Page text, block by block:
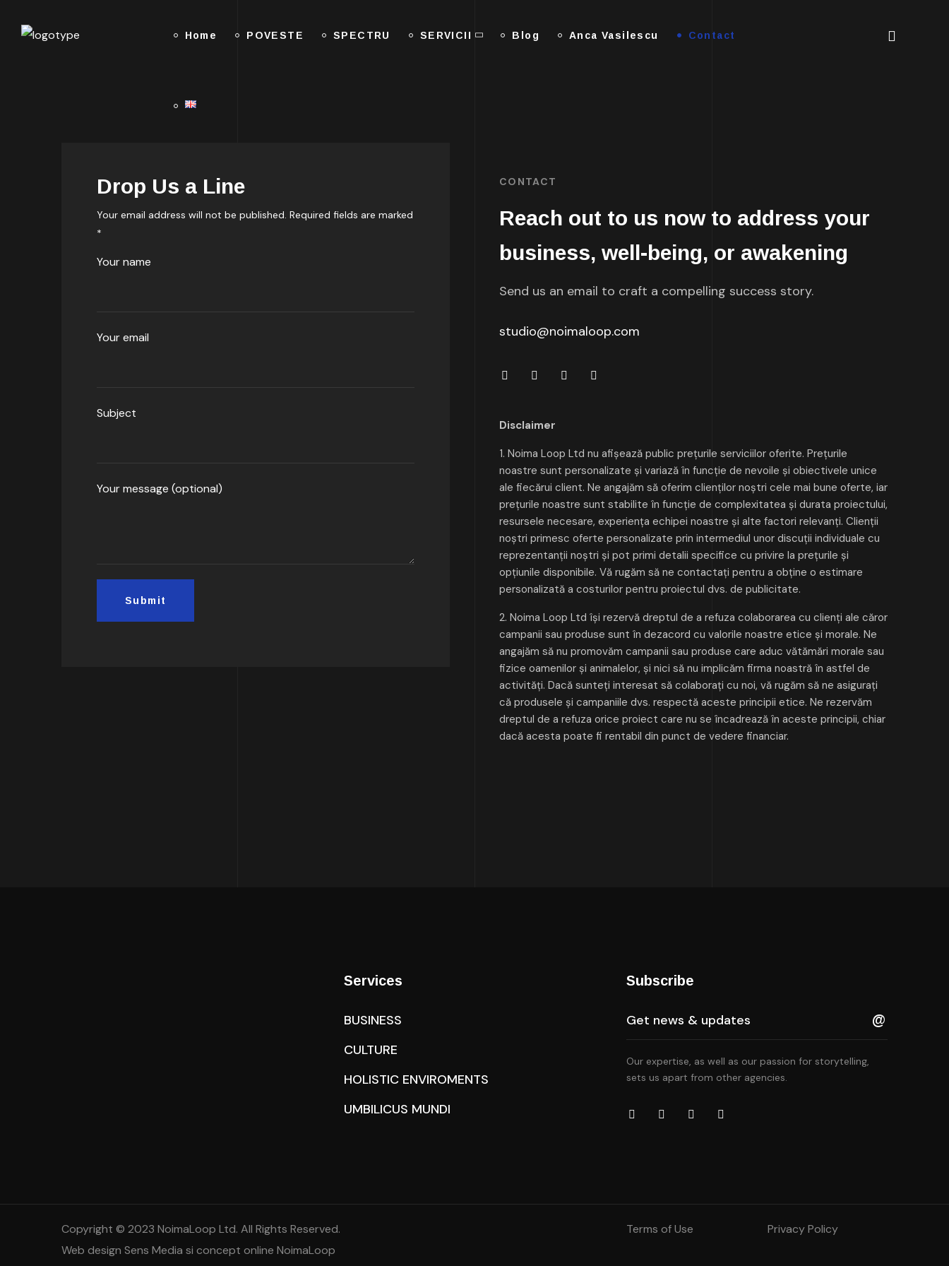
Home POVESTE SPECTRU SERVICII Blog Anca Vasilescu Contact
Drop Us a Line
Your email address will not be published. Required fields are marked
*
Your name
Your email
Subject
Your message (optional)
CONTACT
Reach out to us now to address your
business, well-being, or awakening
Send us an email to craft a compelling success story.
studio@noimaloop.com
Disclaimer
1. Noima Loop Ltd nu afișează public prețurile serviciilor oferite. Prețurile
noastre sunt personalizate și variază în funcție de nevoile și obiectivele unice
ale fiecărui client. Ne angajăm să oferim clienților noștri cele mai bune oferte, iar
prețurile noastre sunt stabilite în funcție de complexitatea și durata proiectului,
resursele necesare, experiența echipei noastre și alte factori relevanți. Clienții
noștri primesc oferte personalizate prin intermediul unor discuții individuale cu
reprezentanții noștri și pot primi detalii specifice cu privire la prețurile și
opțiunile disponibile. Vă rugăm să ne contactați pentru a obține o estimare
personalizată a costurilor pentru proiectul dvs. de publicitate.
2. Noima Loop Ltd își rezervă dreptul de a refuza colaborarea cu clienți ale căror
campanii sau produse sunt în dezacord cu valorile noastre etice și morale. Ne
angajăm să nu promovăm campanii sau produse care aduc vătămări morale sau
fizice oamenilor și animalelor, și nici să nu implicăm firma noastră în astfel de
activități. Dacă sunteți interesat să colaborați cu noi, vă rugăm să ne asigurați
că produsele și campaniile dvs. respectă aceste principii etice. Ne rezervăm
dreptul de a refuza orice proiect care nu se încadrează în aceste principii, chiar
dacă acesta poate fi rentabil din punct de vedere financiar.
Services
BUSINESS
CULTURE
HOLISTIC ENVIROMENTS
UMBILICUS MUNDI
Subscribe
Our expertise, as well as our passion for storytelling,
sets us apart from other agencies.
Copyright © 2023 NoimaLoop Ltd. All Rights Reserved.
Web design Sens Media si concept online NoimaLoop
Terms of Use Privacy Policy